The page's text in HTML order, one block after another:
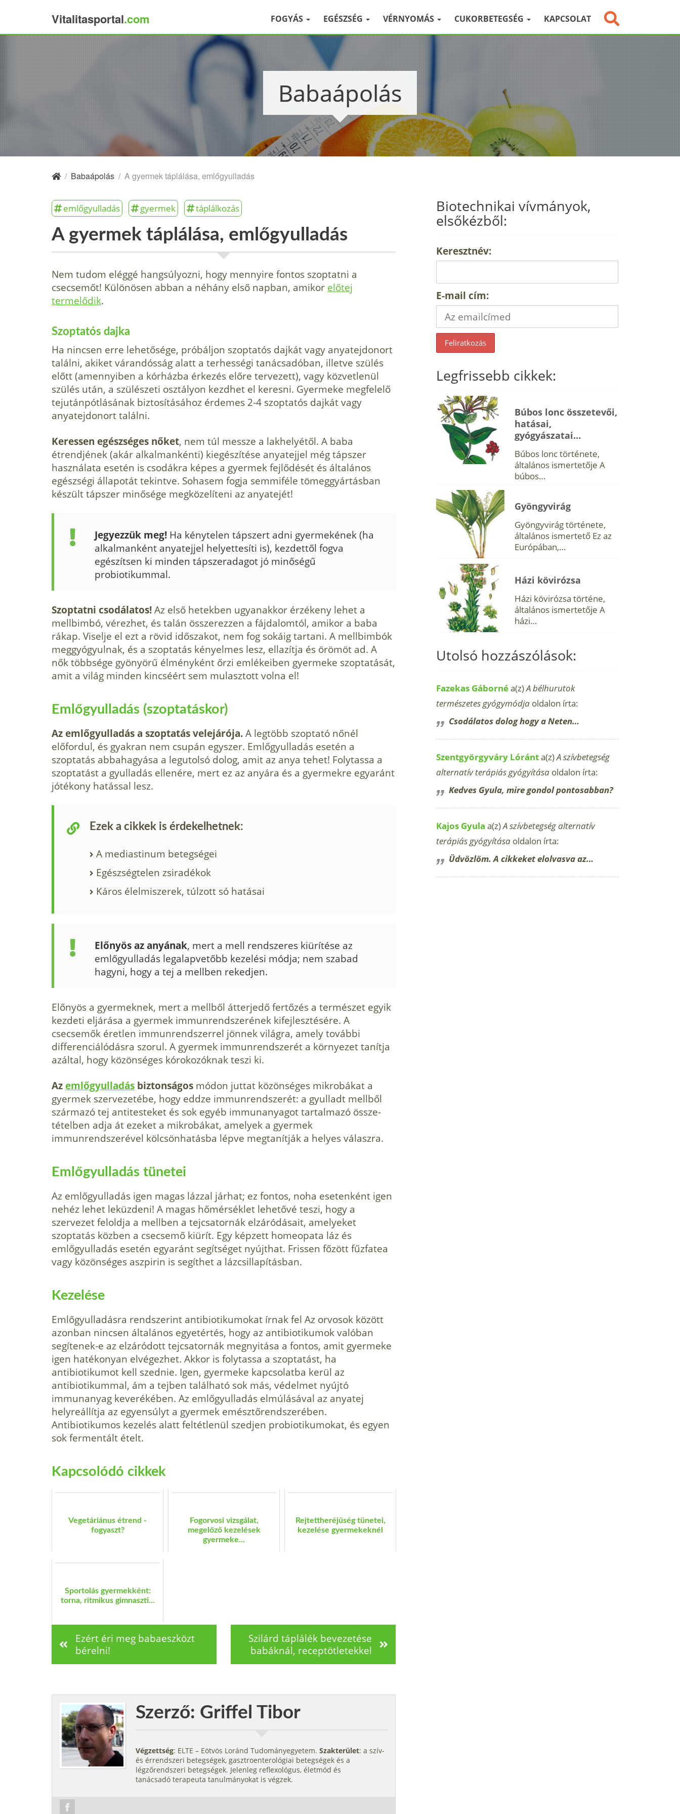
Vitalitasportal.com FOGYÁS EGÉSZSÉG VÉRNYOMÁS CUKORBETEGSÉG KAPCSOLAT
Babaápolás
/ Babaápolás / A gyermek táplálása, emlőgyulladás
emlőgyulladás gyermek táplálkozás
A gyermek táplálása, emlőgyulladás
Nem tudom eléggé hangsúlyozni, hogy mennyire fontos szoptatni a
csecsemőt! Különösen abban a néhány első napban, amikor előtej
termelődik.
Szoptatós dajka
Ha nincsen erre lehetősége, próbáljon szoptatós dajkát vagy anyatejdonort
ta­lálni, akiket várandósság alatt a terhességi tanácsadóban, illetve szülés
előtt (amennyiben a kórházba érkezés előre tervezett), vagy közvetlenül
szülés után, a szülészeti osztályon kezdhet el keresni. Gyermeke megfelelő
tejutánpótlásá­nak biztosításához érdemes 2-4 szoptatós dajkát vagy
anyatejdonort találni.
Ke­ressen egészséges nőket, nem túl messze a lakhelyétől. A baba
étrendjének (akár alkalmankénti) kiegészítése anyatejjel még tápszer
használata esetén is csodák­ra képes a gyermek fejlődését és általános
egészségi állapotát tekintve. Sohasem fogja semmiféle tömeggyártásban
készült tápszer minősége megközelíteni az anyatejét!
Jegyezzük meg! Ha kénytelen tápszert adni gyermekének (ha
alkalmanként anyatejjel helyet­tesíti is), kezdettől fogva
egészítsen ki minden tápszeradagot jó minőségű
probiotikummal.
Szoptatni csodálatos!Az első hetekben ugyanakkor érzékeny lehet a
mellbim­bó, vérezhet, és talán összerezzen a fájdalomtól, amikor a baba
rákap. Viselje el ezt a rövid időszakot, nem fog sokáig tartani. A mellbimbók
meggyógyulnak, és a szoptatás kényelmes lesz, ellazítja és örömöt ad. A
nők többsége gyönyörű él­ményként őrzi emlékeiben gyermeke szoptatását,
amit a világ minden kincséért sem mulasztott volna el!
Emlőgyulladás (szoptatáskor)
Az emlőgyulladás a szoptatás velejárója.A legtöbb szoptató nőnél
előfordul, és gyakran nem csupán egyszer. Emlőgyulladás esetén a
szoptatás abbahagyása a legutolsó dolog, amit az anya tehet! Folytassa a
szoptatást a gyulladás ellenére, mert ez az anyára és a gyermekre egyaránt
jótékony hatással lesz.
Ezek a cikkek is érdekelhetnek:
A mediastinum betegségei
Egészségtelen zsiradékok
Káros élelmiszerek, túlzott só hatásai
Előnyös az anyának, mert a mell rendszeres kiürítése az
emlőgyulladás leg­alapvetőbb kezelési módja; nem szabad
hagyni, hogy a tej a mellben rekedjen.
Előnyös a gyermeknek, mert a mellből átterjedő fertőzés a természet egyik
kezdeti eljárása a gyermek immunrendszerének kifejlesztésére. A
csecsemők éretlen immunrendszerrel jönnek világra, amely további
differenciálódásra szo­rul. A gyermek immunrendszerét a környezet tanítja
azáltal, hogy közönséges kórokozóknak teszi ki.
Azemlőgyulladás biztonságos módon juttat közönséges mikrobákat a
gyermek szervezetébe, hogy eddze immunrendszerét: a gyulladt mellből
származó tej antitesteket és sok egyéb immunanyagot tartalmazó össze­
tételben adja át ezeket a mikrobákat, amelyek a gyermek
immunrendszerével kölcsönhatásba lépve megtanítják a helyes válaszra.
Emlőgyulladás tünetei
Az emlőgyulladás igen magas lázzal járhat; ez fontos, noha esetenként igen
nehéz lehet leküzdeni! A magas hőmérséklet lehetővé teszi, hogy a
szervezet feloldja a mellben a tejcsatornák elzáródásait, amelyeket
szoptatás közben a csecsemő kiürít. Egy képzett homeopata láz és
emlőgyulladás esetén egyaránt segítséget nyújthat. Frissen főzött fűzfatea
vagy közönséges aszpirin is segíthet a lázcsillapításban.
Kezelése
Emlőgyulladásra rendszerint antibiotikumokat írnak fel Az orvosok között
azonban nincsen általános egyetértés, hogy az antibiotikumok valóban
segíte­nek-e az elzáródott tejcsatornák megnyitása a fontos, amit gyermeke
igen ha­tékonyan elvégezhet. Akkor is folytassa a szoptatást, ha
antibiotikumot kell szednie. Igen, gyermeke kapcsolatba kerül az
antibiotikummal, ám a tejben ta­lálható sok más, védelmet nyújtó
immunanyag keverékében. Az emlőgyulladás elmúlásával az anyatej
helyreállítja az egyensúlyt a gyermek emésztőrend­szerében.
Antibiotikumos kezelés alatt feltétlenül szedjen probiotikumokat, és egyen
sok fermentált ételt.
Kapcsolódó cikkek
Vegetáriánus étrend -
fogyaszt?
Fogorvosi vizsgálat,
megelőző kezelések
gyermeke...
Rejtettheréjűség tünetei,
kezelése gyermekeknél
Sportolás gyermekként:
torna, ritmikus gimnaszti...
Ezért éri meg babaeszközt
bérelni!
Szilárd táplálék bevezetése
babáknál, receptötletekkel
Szerző: Griffel Tibor
Végzettség: ELTE – Eötvös Loránd Tudományegyetem. Szakterület: a szív-
és érrendszeri betegségek, gasztroenterológiai betegségek és a
légzőrendszeri betegségek. Jelenleg reflexológus, életmód és
tanácsadó terapeuta tanulmányokat is végzek.
Biotechnikai vívmányok,
elsőkézből:
Keresztnév:
E-mail cím:
Legfrissebb cikkek:
Búbos lonc összetevői,
hatásai,
gyógyászatai…
Búbos lonc története,
általános ismertetője A
búbos…
Gyöngyvirág
Gyöngyvirág története,
általános ismertető Ez az
Európában,…
Házi kövirózsa
Házi kövirózsa történe,
általános ismertetője A
házi…
Utolsó hozzászólások:
Fazekas Gábornéa(z)A bélhurutok
természetes gyógymódja oldalon írta:
Csodálatos dolog hogy a Neten…
Szentgyörgyváry Lóránta(z)A szívbetegség
alternatív terápiás gyógyítása oldalon írta:
Kedves Gyula, mire gondol pontosabban?
Kajos Gyula a(z)A szívbetegség alternatív
terápiás gyógyítása oldalon írta:
Üdvözlöm. A cikkeket elolvasva az…
×